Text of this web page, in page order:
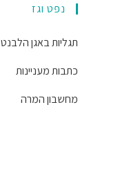
נפט וגז
תגליות באגן הלבנט
כתבות מעניינות
מחשבון המרה